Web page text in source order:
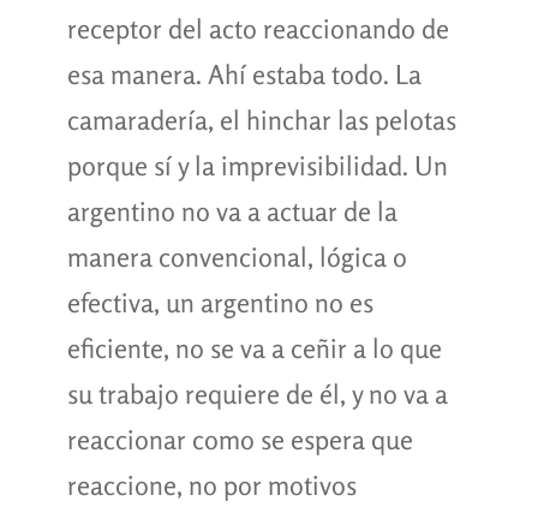
receptor del acto reaccionando de
esa manera. Ahí estaba todo. La
camaradería, el hinchar las pelotas
porque sí y la imprevisibilidad. Un
argentino no va a actuar de la
manera convencional, lógica o
efectiva, un argentino no es
eficiente, no se va a ceñir a lo que
su trabajo requiere de él, y no va a
reaccionar como se espera que
reaccione, no por motivos